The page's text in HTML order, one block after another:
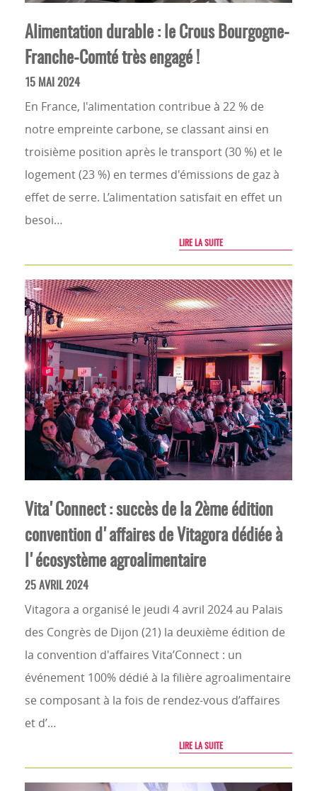
Alimentation durable : le Crous Bourgogne-
Franche-Comté très engagé !
15 MAI 2024
En France, l'alimentation contribue à 22 % de
notre empreinte carbone, se classant ainsi en
troisième position après le transport (30 %) et le
logement (23 %) en termes d'émissions de gaz à
effet de serre. L’alimentation satisfait en effet un
besoi…
LIRE LA SUITE
Vita'Connect : succès de la 2ème édition
convention d'affaires de Vitagora dédiée à
l'écosystème agroalimentaire
25 AVRIL 2024
Vitagora a organisé le jeudi 4 avril 2024 au Palais
des Congrès de Dijon (21) la deuxième édition de
la convention d'affaires Vita’Connect : un
événement 100% dédié à la filière agroalimentaire
se composant à la fois de rendez-vous d’affaires
et d’…
LIRE LA SUITE